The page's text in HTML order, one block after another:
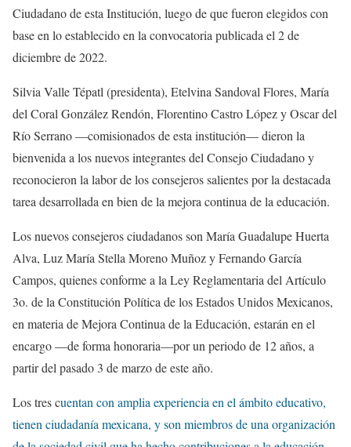
Ciudadano de esta Institución, luego de que fueron elegidos con
base en lo establecido en la convocatoria publicada el 2 de
diciembre de 2022.
Silvia Valle Tépatl (presidenta), Etelvina Sandoval Flores, María
del Coral González Rendón, Florentino Castro López y Oscar del
Río Serrano —comisionados de esta institución— dieron la
bienvenida a los nuevos integrantes del Consejo Ciudadano y
reconocieron la labor de los consejeros salientes por la destacada
tarea desarrollada en bien de la mejora continua de la educación.
Los nuevos consejeros ciudadanos son María Guadalupe Huerta
Alva, Luz María Stella Moreno Muñoz y Fernando García
Campos, quienes conforme a la Ley Reglamentaria del Artículo
3o. de la Constitución Política de los Estados Unidos Mexicanos,
en materia de Mejora Continua de la Educación, estarán en el
encargo —de forma honoraria—por un periodo de 12 años, a
partir del pasado 3 de marzo de este año.
Los tres cuentan con amplia experiencia en el ámbito educativo,
tienen ciudadanía mexicana, y son miembros de una organización